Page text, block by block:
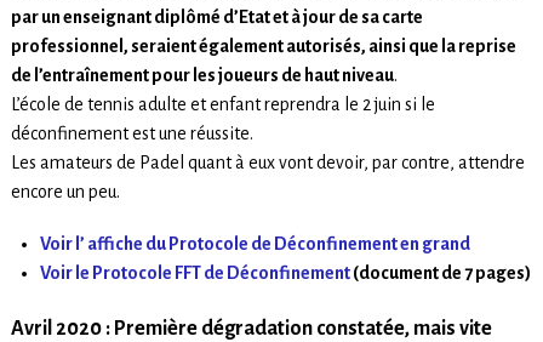
par un enseignant diplômé d’Etat et à jour de sa carte
professionnel, seraient également autorisés, ainsi que la reprise
de l’entraînement pour les joueurs de haut niveau.
L’école de tennis adulte et enfant reprendra le 2 juin si le
déconfinement est une réussite.
Les amateurs de Padel quant à eux vont devoir, par contre, attendre
encore un peu.
Voir l’ affiche du Protocole de Déconfinement en grand
Voir le Protocole FFT de Déconfinement(document de 7 pages)
Avril 2020 : Première dégradation constatée, mais vite